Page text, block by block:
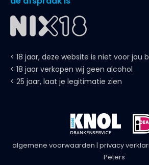
< 18 jaar, deze website is niet voor jou
< 18 jaar verkopen wij geen alcohol
< 25 jaar, laat je legitimatie zien
algemene voorwaarden | privacy
Peters